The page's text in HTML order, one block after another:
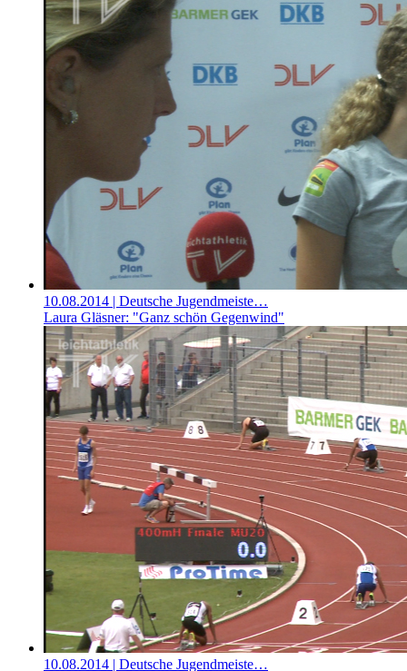
10.08.2014 | Deutsche Jugendmeiste…
Laura Gläsner: "Ganz schön Gegenwind"
10.08.2014 | Deutsche Jugendmeiste…